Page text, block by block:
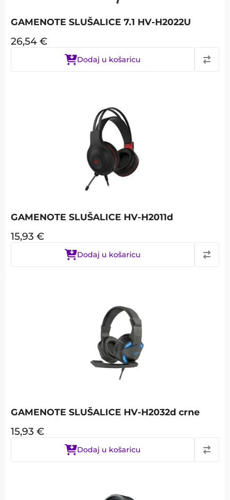
GAMENOTE SLUŠALICE 7.1 HV-H2022U
26,54 €
Dodaj u košaricu
GAMENOTE SLUŠALICE HV-H2011d
15,93 €
Dodaj u košaricu
GAMENOTE SLUŠALICE HV-H2032d crne
15,93 €
Dodaj u košaricu